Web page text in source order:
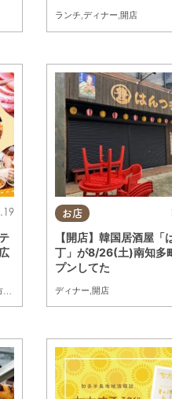
スタイル掲載店ランチ,ディナー,開店
東海市
, 大府市
お店
【開店】韓国居酒屋「
丁」が8/26(土)南知多
プンしてた
ディナー,開店